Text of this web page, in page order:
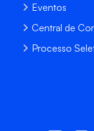
Eventos
Central de
Processo